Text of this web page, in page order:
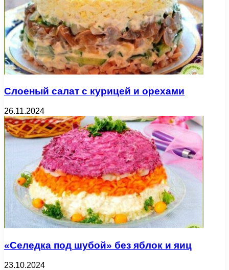
Слоеный салат с курицей и орехами
26.11.2024
«Селедка под шубой» без яблок и яиц
23.10.2024